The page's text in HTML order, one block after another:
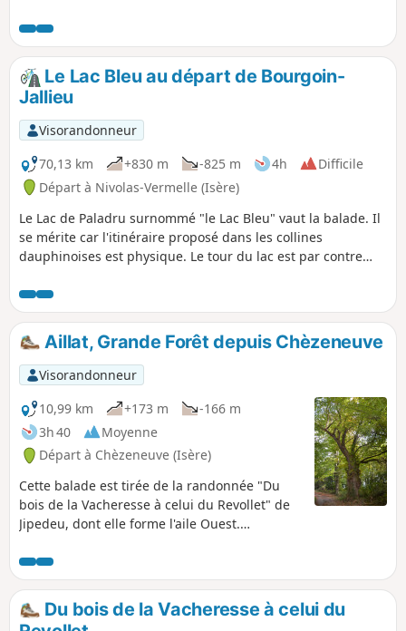
des plateaux agricoles en mélangeant
ombres et lumière. A faire plutôt par
beau temps pour bénéficier de la
fraîcheur de la foret et d'une vue
dégagée.
Le Lac Bleu au départ de Bourgoin-
Jallieu
Visorandonneur
70,13 km
+830 m -825 m 4h
Difficile
Départ à Nivolas-Vermelle (Isère)
Le Lac de Paladru surnommé "le Lac Bleu" vaut la balade. Il
se mérite car l'itinéraire proposé dans les collines
dauphinoises est physique. Le tour du lac est par contre
Aillat, Grande Forêt depuis Chèzeneuve
Visorandonneur
10,99 km
+173 m
-166 m
3h 40
Moyenne
Départ à Chèzeneuve (Isère)
Cette balade est tirée de la randonnée "Du
bois de la Vacheresse à celui du Revollet" de
Jipedeu, dont elle forme l'aile Ouest.
et champs cultivés. Peu de route et beaucoup
de chemins propres et bien entretenus, très
agréables en toute saison.
Du bois de la Vacheresse à celui du